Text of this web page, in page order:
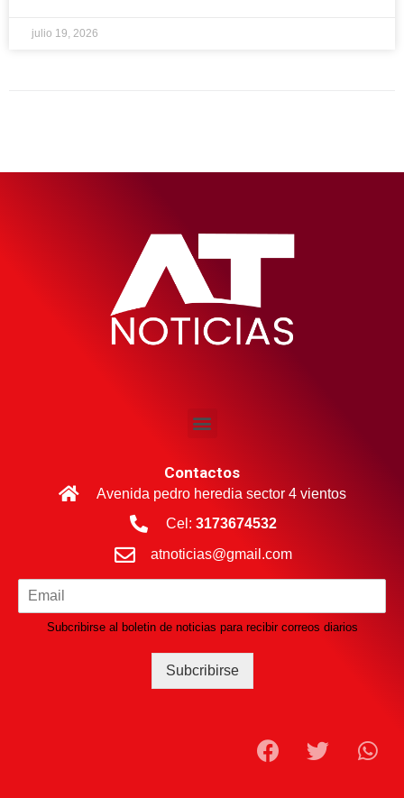
julio 19, 2026
Contactos
Avenida pedro heredia sector 4 vientos
Cel: 3173674532
atnoticias@gmail.com
Subcribirse al boletin de noticias para recibir correos diarios
Subcribirse